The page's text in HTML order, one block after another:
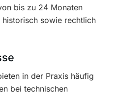
bis zu 24 Monaten
sowie rechtlich
in der Praxis häufig
bei technischen